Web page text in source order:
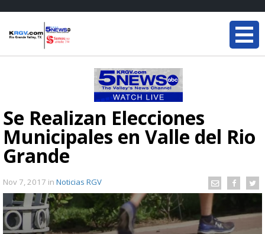
Se Realizan Elecciones
Municipales en Valle del Rio
Grande
Nov 7, 2017 in Noticias RGV